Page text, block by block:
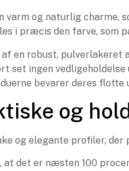
og naturlig charme,
i præcis den farve, som
en robust, pulverlakeret
set ingen vedligeholdelse
bevarer deres flotte
og
og elegante profiler,
at det er næsten 100